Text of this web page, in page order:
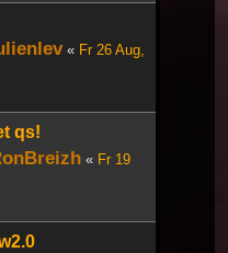
« Fr 26 Aug,
qs!
« Fr 19